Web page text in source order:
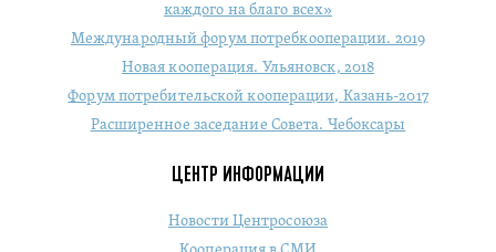
каждого на благо всех»
Международный форум потребкооперации. 2019
Новая кооперация. Ульяновск, 2018
Форум потребительской кооперации, Казань-2017
Расширенное заседание Совета. Чебоксары
ЦЕНТР ИНФОРМАЦИИ
Новости Центросоюза